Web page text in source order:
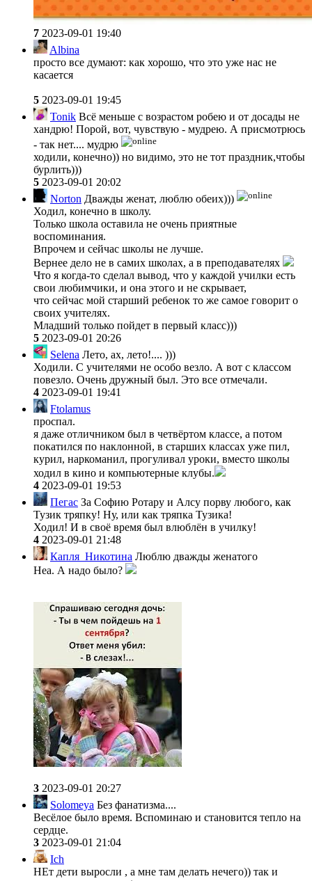
7 2023-09-01 19:40
Albina
просто все думают: как хорошо, что это уже нас не
касается
5 2023-09-01 19:45
Tonik Всё меньше с возрастом робею и от досады не
хандрю! Порой, вот, чувствую - мудрею. А присмотрюсь
- так нет.... мудрю
ходили, конечно)) но видимо, это не тот праздник,чтобы
бурлить)))
5 2023-09-01 20:02
Norton Дважды женат, люблю обеих)))
Ходил, конечно в школу.
Только школа оставила не очень приятные
воспоминания.
Впрочем и сейчас школы не лучше.
Вернее дело не в самих школах, а в преподавателях
Что я когда-то сделал вывод, что у каждой училки есть
свои любимчики, и она этого и не скрывает,
что сейчас мой старший ребенок то же самое говорит о
своих учителях.
Младший только пойдет в первый класс)))
5 2023-09-01 20:26
Selena Лето, ах, лето!.... )))
Ходили. С учителями не особо везло. А вот с классом
повезло. Очень дружный был. Это все отмечали.
4 2023-09-01 19:41
Ftolamus
проспал.
я даже отличником был в четвёртом классе, а потом
покатился по наклонной, в старших классах уже пил,
курил, наркоманил, прогуливал уроки, вместо школы
ходил в кино и компьютерные клубы.
4 2023-09-01 19:53
Пегас За Софию Ротару и Алсу порву любого, как
Тузик тряпку! Ну, или как тряпка Тузика!
Ходил! И в своё время был влюблён в училку!
4 2023-09-01 21:48
Капля_Никотина Люблю дважды женатого
Неа. А надо было?
3 2023-09-01 20:27
Solomeya Без фанатизма....
Весёлое было время. Вспоминаю и становится тепло на
сердце.
3 2023-09-01 21:04
Ich
НЕт дети выросли , а мне там делать нечего)) так и